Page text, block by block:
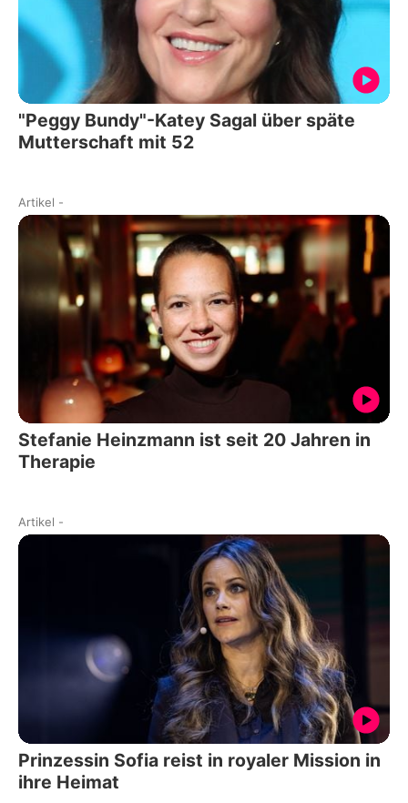
"Peggy Bundy"-Katey Sagal über späte
Mutterschaft mit 52
Artikel -
Stefanie Heinzmann ist seit 20 Jahren in
Therapie
Artikel -
Prinzessin Sofia reist in royaler Mission in
ihre Heimat